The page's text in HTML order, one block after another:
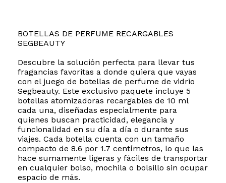
BOTELLAS DE PERFUME RECARGABLES
SEGBEAUTY
Descubre la solución perfecta para llevar tus
fragancias favoritas a donde quiera que vayas
con el juego de botellas de perfume de vidrio
Segbeauty. Este exclusivo paquete incluye 5
botellas atomizadoras recargables de 10 ml
cada una, diseñadas especialmente para
quienes buscan practicidad, elegancia y
funcionalidad en su día a día o durante sus
viajes. Cada botella cuenta con un tamaño
compacto de 8.6 por 1.7 centímetros, lo que las
hace sumamente ligeras y fáciles de transportar
en cualquier bolso, mochila o bolsillo sin ocupar
espacio de más.